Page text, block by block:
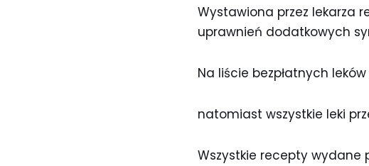
Wystawiona przez lekarza
uprawnień dodatkowych
Na liście bezpłatnych
natomiast wszystkie leki
Wszystkie recepty wydane